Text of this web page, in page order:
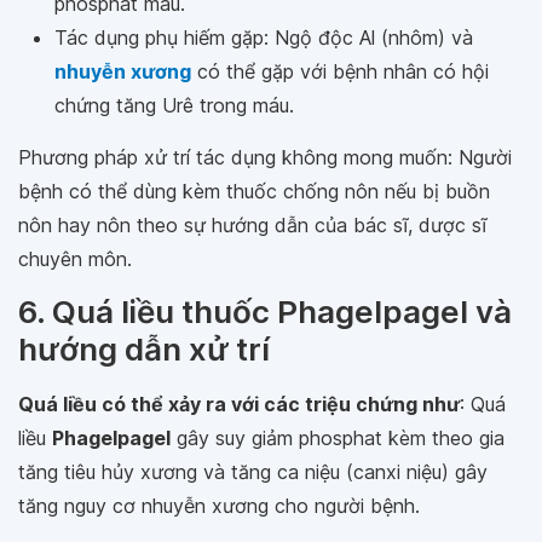
Tác dụng phụ hiếm gặp: Ngộ độc Al (nhôm) và
nhuyễn xương có thể gặp với bệnh nhân có hội
chứng tăng Urê trong máu.
Phương pháp xử trí tác dụng không mong muốn: Người
bệnh có thể dùng kèm thuốc chống nôn nếu bị buồn
nôn hay nôn theo sự hướng dẫn của bác sĩ, dược sĩ
chuyên môn.
6. Quá liều thuốc Phagelpagel và
hướng dẫn xử trí
Quá liều có thể xảy ra với các triệu chứng như: Quá
liều Phagelpagel gây suy giảm phosphat kèm theo gia
tăng tiêu hủy xương và tăng ca niệu (canxi niệu) gây
tăng nguy cơ nhuyễn xương cho người bệnh.